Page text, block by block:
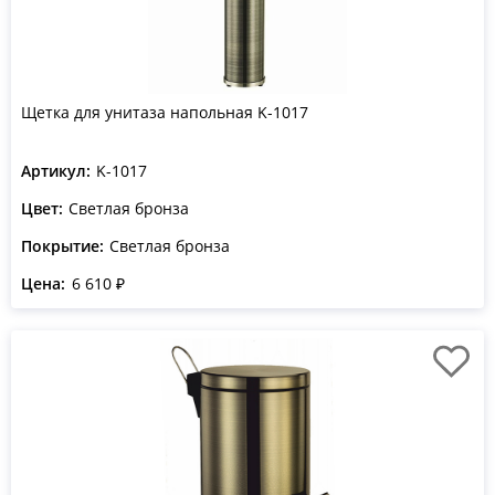
Щетка для унитаза напольная K-1017
Артикул: K-1017
Цвет: Светлая бронза
Покрытие: Светлая бронза
Цена: 6 610 ₽